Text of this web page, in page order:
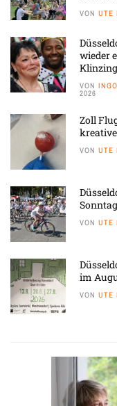
VON UTE
wieder
VON
2026
Zoll
VON UTE
VON UTE
im
VON UTE